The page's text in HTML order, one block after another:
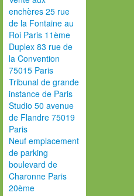
enchères 25 rue
de la Fontaine au
Roi Paris 11ème
Duplex 83 rue de
la Convention
75015 Paris
Tribunal de grande
instance de Paris
Studio 50 avenue
de Flandre 75019
Paris
Neuf emplacement
de parking
boulevard de
Charonne Paris
20ème